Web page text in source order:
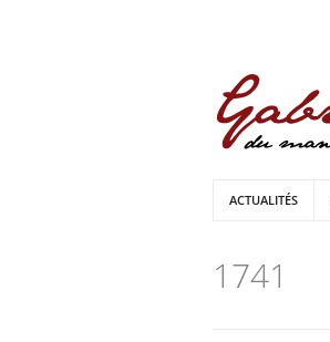
ACTUALITÉS
1741